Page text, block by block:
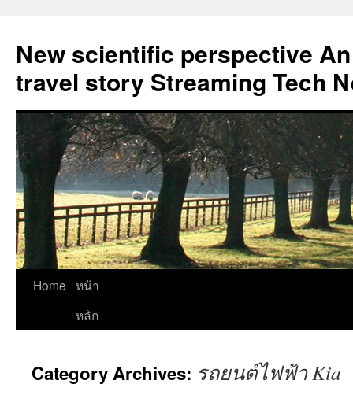
New scientific perspective
travel story Streaming Tech
Skip
Home หน้า
หลัก
Category Archives: รถยนต์ไฟฟ้า Kia